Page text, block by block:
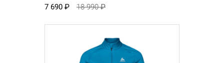
7 690 ₽ 18 990₽